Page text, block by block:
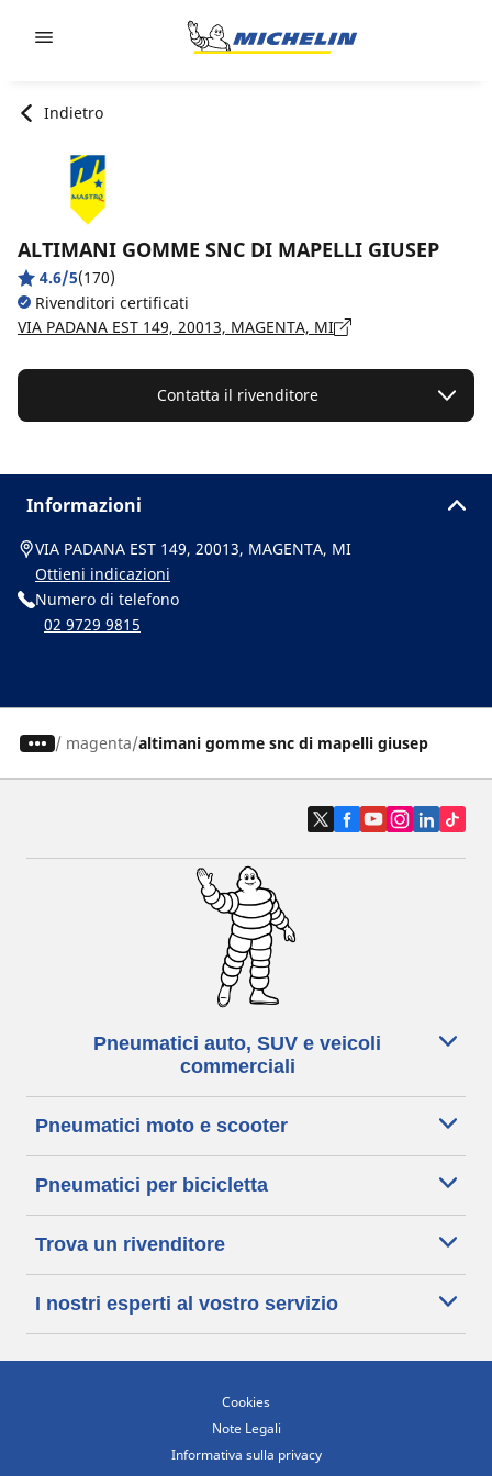
Indietro
ALTIMANI GOMME SNC DI MAPELLI GIUSEP
4.6/5(170)
Rivenditori certificati
VIA PADANA EST 149, 20013, MAGENTA, MI
Contatta il rivenditore
Informazioni
VIA PADANA EST 149, 20013, MAGENTA, MI
Ottieni indicazioni
Numero di telefono
02 9729 9815
/ magenta altimani gomme snc di mapelli giusep
Pneumatici auto, SUV e veicoli
commerciali
Pneumatici moto e scooter
Pneumatici per bicicletta
Trova un rivenditore
I nostri esperti al vostro servizio
Cookies
Note Legali
Informativa sulla privacy